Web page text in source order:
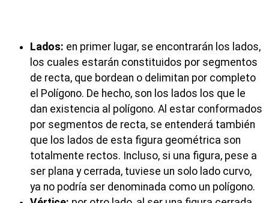
Lados: en primer lugar, se encontrarán los lados,
los cuales estarán constituidos por segmentos
de recta, que bordean o delimitan por completo
el Polígono. De hecho, son los lados los que le
dan existencia al polígono. Al estar conformados
por segmentos de recta, se entenderá también
que los lados de esta figura geométrica son
totalmente rectos. Incluso, si una figura, pese a
ser plana y cerrada, tuviese un solo lado curvo,
ya no podría ser denominada como un polígono.